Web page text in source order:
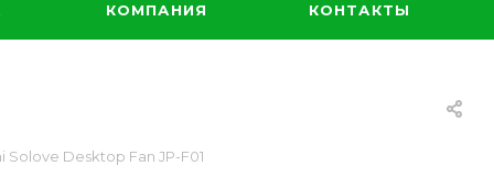
КОМПАНИЯ КОНТАКТЫ
Solove Desktop Fan JP-F01